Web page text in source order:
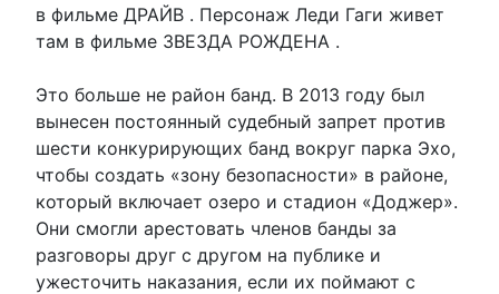
в фильме ДРАЙВ . Персонаж Леди Гаги живет
там в фильме ЗВЕЗДА РОЖДЕНА .
Это больше не район банд. В 2013 году был
вынесен постоянный судебный запрет против
шести конкурирующих банд вокруг парка Эхо,
чтобы создать «зону безопасности» в районе,
который включает озеро и стадион «Доджер».
Они смогли арестовать членов банды за
разговоры друг с другом на публике и
ужесточить наказания, если их поймают с